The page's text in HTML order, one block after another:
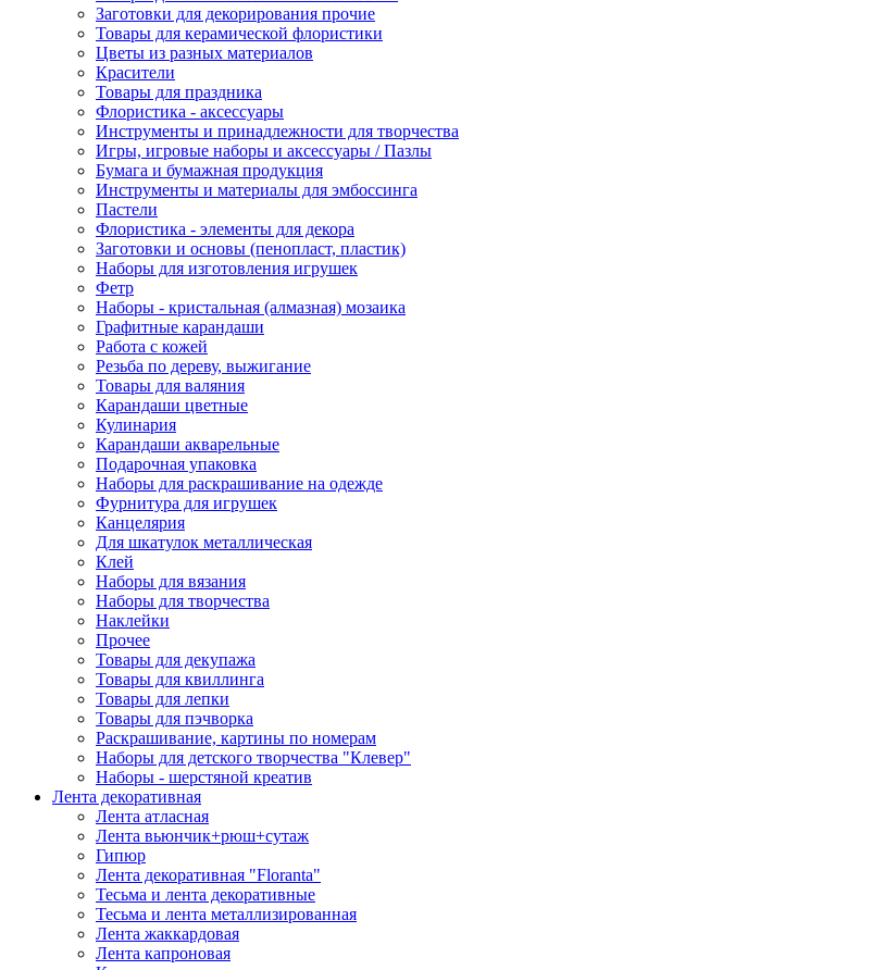
Заготовки для декорирования прочие
Товары для керамической флористики
Цветы из разных материалов
Красители
Товары для праздника
Флористика - аксессуары
Инструменты и принадлежности для творчества
Игры, игровые наборы и аксессуары / Пазлы
Бумага и бумажная продукция
Инструменты и материалы для эмбоссинга
Пастели
Флористика - элементы для декора
Заготовки и основы (пенопласт, пластик)
Наборы для изготовления игрушек
Фетр
Наборы - кристальная (алмазная) мозаика
Графитные карандаши
Работа с кожей
Резьба по дереву, выжигание
Товары для валяния
Карандаши цветные
Кулинария
Карандаши акварельные
Подарочная упаковка
Наборы для раскрашивание на одежде
Фурнитура для игрушек
Канцелярия
Для шкатулок металлическая
Клей
Наборы для вязания
Наборы для творчества
Наклейки
Прочее
Товары для декупажа
Товары для квиллинга
Товары для лепки
Товары для пэчворка
Раскрашивание, картины по номерам
Наборы для детского творчества "Клевер"
Наборы - шерстяной креатив
Лента декоративная
Лента атласная
Лента вьюнчик+рюш+сутаж
Гипюр
Лента декоративная "Floranta"
Тесьма и лента декоративные
Тесьма и лента металлизированная
Лента жаккардовая
Лента капроновая